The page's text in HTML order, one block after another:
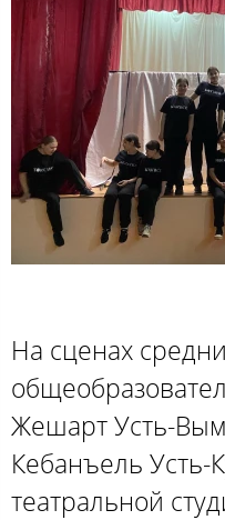
На сценах
Жешарт Усть-
Кебанъель Усть-
театральной